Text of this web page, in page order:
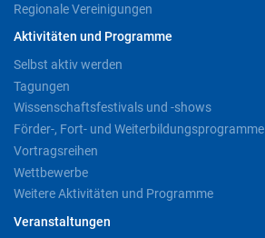
Regionale Vereinigungen
Aktivitäten und Programme
Selbst aktiv werden
Tagungen
Wissenschaftsfestivals und -shows
Förder-, Fort- und Weiterbildungsprogramme
Vortragsreihen
Wettbewerbe
Weitere Aktivitäten und Programme
Veranstaltungen